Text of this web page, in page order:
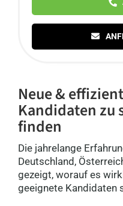
Neue &
Kandidaten zu
finden
Die jahrelange
Deutschland,
gezeigt, worauf es
geeignete Kandidaten